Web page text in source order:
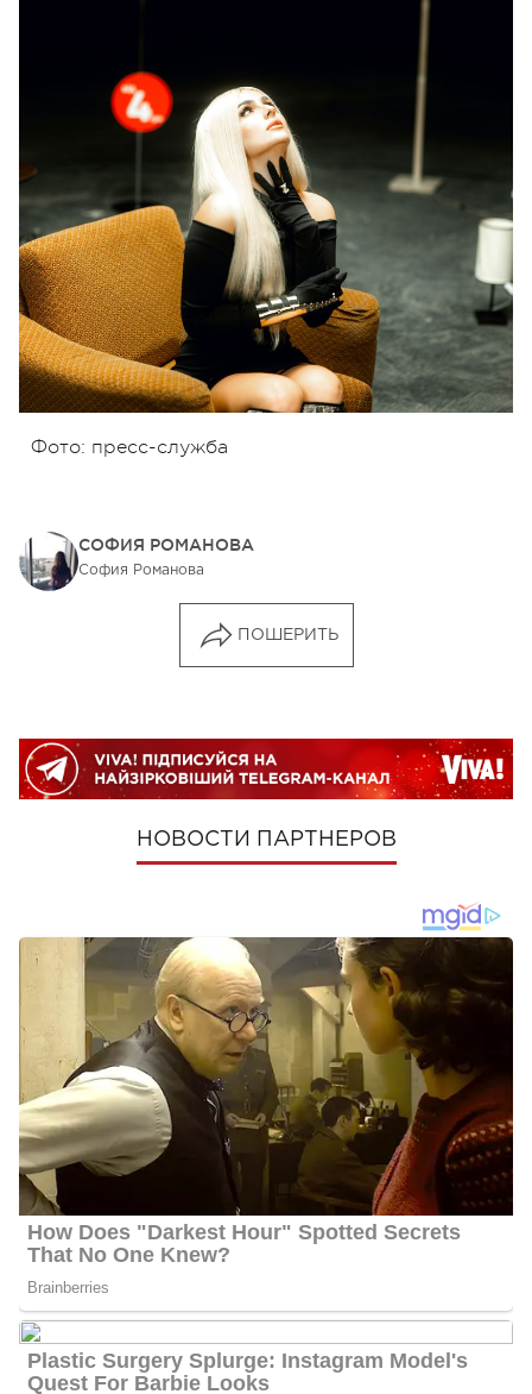
Фото: пресс-служба
СОФИЯ РОМАНОВА
София Романова
ПОШЕРИТЬ
НОВОСТИ ПАРТНЕРОВ